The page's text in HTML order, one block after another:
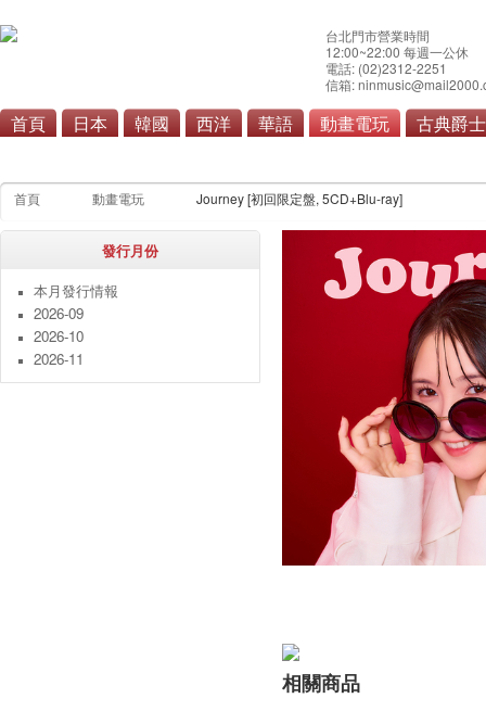
台北門市營業時間
12:00~22:00 每週一公休
電話: (02)2312-2251
信箱:
首頁 日本 韓國 西洋 華語 動畫電玩 古典爵士
首頁 動畫電玩 Journey [初回限定盤, 5CD+Blu-ray]
發行月份
本月發行情報
2026-09
2026-10
2026-11
相關商品